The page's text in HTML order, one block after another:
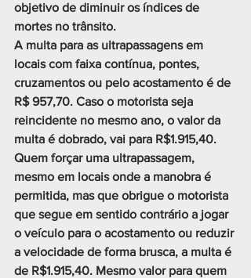
objetivo de diminuir os índices de
mortes no trânsito.
A multa para as ultrapassagens em
locais com faixa contínua, pontes,
cruzamentos ou pelo acostamento é de
R$ 957,70. Caso o motorista seja
reincidente no mesmo ano, o valor da
multa é dobrado, vai para R$1.915,40.
Quem forçar uma ultrapassagem,
mesmo em locais onde a manobra é
permitida, mas que obrigue o motorista
que segue em sentido contrário a jogar
o veículo para o acostamento ou reduzir
a velocidade de forma brusca, a multa é
de R$1.915,40. Mesmo valor para quem